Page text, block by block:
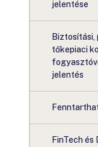
jelentése
Biztosítási,
tőkepiaci
jelentés
FinTech